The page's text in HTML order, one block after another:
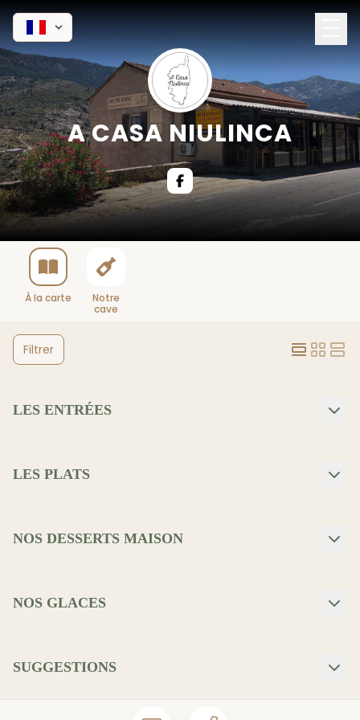
A CASA NIULINCA
À la carte
Notre
cave
Filtrer
LES ENTRÉES
LES PLATS
NOS DESSERTS MAISON
NOS GLACES
SUGGESTIONS